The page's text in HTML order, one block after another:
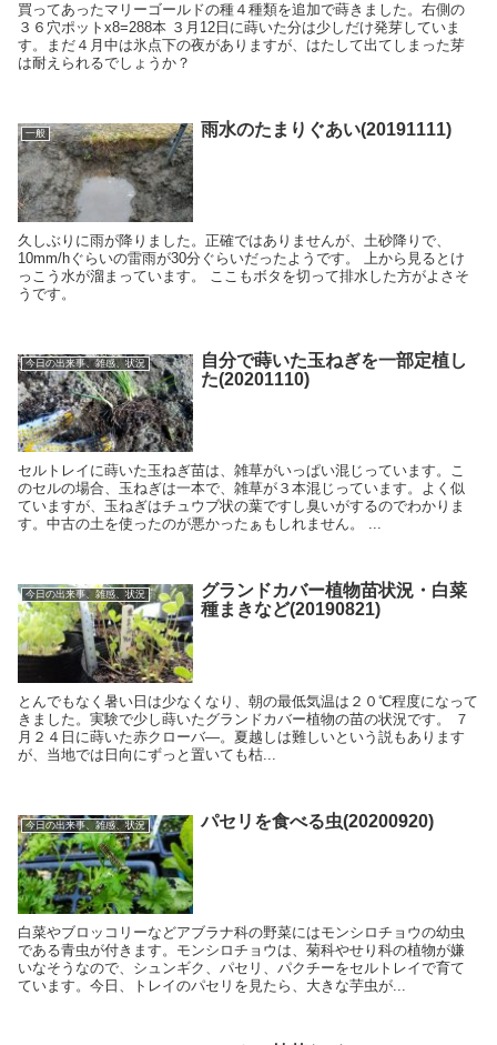
買ってあったマリーゴールドの種４種類を追加で蒔きました。右側の
３６穴ポットx8=288本 ３月12日に蒔いた分は少しだけ発芽していま
す。まだ４月中は氷点下の夜がありますが、はたして出てしまった芽
は耐えられるでしょうか？
一般 雨水のたまりぐあい(20191111)
久しぶりに雨が降りました。正確ではありませんが、土砂降りで、
10mm/hぐらいの雷雨が30分ぐらいだったようです。 上から見るとけ
っこう水が溜まっています。 ここもボタを切って排水した方がよさそ
うです。
今日の出来事、雑感、状況
自分で蒔いた玉ねぎを一部定植し
た(20201110)
セルトレイに蒔いた玉ねぎ苗は、雑草がいっぱい混じっています。こ
のセルの場合、玉ねぎは一本で、雑草が３本混じっています。よく似
ていますが、玉ねぎはチュウブ状の葉ですし臭いがするのでわかりま
す。中古の土を使ったのが悪かったぁもしれません。 ...
今日の出来事、雑感、状況
グランドカバー植物苗状況・白菜
種まきなど(20190821)
とんでもなく暑い日は少なくなり、朝の最低気温は２０℃程度になって
きました。実験で少し蒔いたグランドカバー植物の苗の状況です。 ７
月２４日に蒔いた赤クローバ―。夏越しは難しいという説もあります
が、当地では日向にずっと置いても枯...
今日の出来事、雑感、状況 パセリを食べる虫(20200920)
白菜やブロッコリーなどアブラナ科の野菜にはモンシロチョウの幼虫
である青虫が付きます。モンシロチョウは、菊科やせり科の植物が嫌
いなそうなので、シュンギク、パセリ、パクチーをセルトレイで育て
ています。今日、トレイのパセリを見たら、大きな芋虫が...